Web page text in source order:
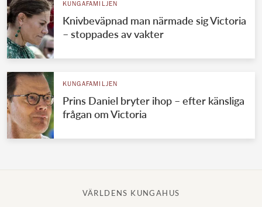
KUNGAFAMILJEN
Knivbeväpnad man närmade sig Victoria
– stoppades av vakter
KUNGAFAMILJEN
Prins Daniel bryter ihop – efter känsliga
frågan om Victoria
VÄRLDENS KUNGAHUS